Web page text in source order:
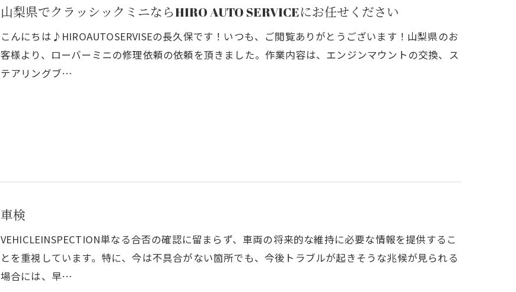
山梨県でクラッシックミニならHIRO AUTO SERVICEにお任せください
こんにちは♪HIROAUTOSERVISEの長久保です！いつも、ご閲覧ありがとうございます！山梨県のお
客様より、ローバーミニの修理依頼の依頼を頂きました。作業内容は、エンジンマウントの交換、ス
テアリングブ…
車検
VEHICLEINSPECTION単なる合否の確認に留まらず、車両の将来的な維持に必要な情報を提供するこ
とを重視しています。特に、今は不具合がない箇所でも、今後トラブルが起きそうな兆候が見られる
場合には、早…